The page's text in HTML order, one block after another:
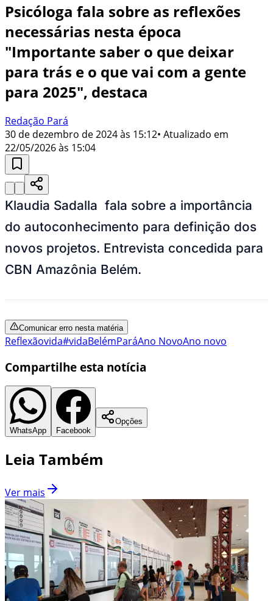
Psicóloga fala sobre as reflexões
necessárias nesta época
"Importante saber o que deixar
para trás e o que vai com a gente
para 2025", destaca
Redação Pará
30 de dezembro de 2024 às 15:12• Atualizado em
22/05/2026 às 15:04
Klaudia Sadalla fala sobre a importância
do autoconhecimento para definição dos
novos projetos. Entrevista concedida para
CBN Amazônia Belém.
Comunicar erro nesta matéria
Reflexãovida#vidaBelémParáAno NovoAno novo
Compartilhe esta notícia
WhatsApp Facebook
Opções
Leia Também
Ver mais